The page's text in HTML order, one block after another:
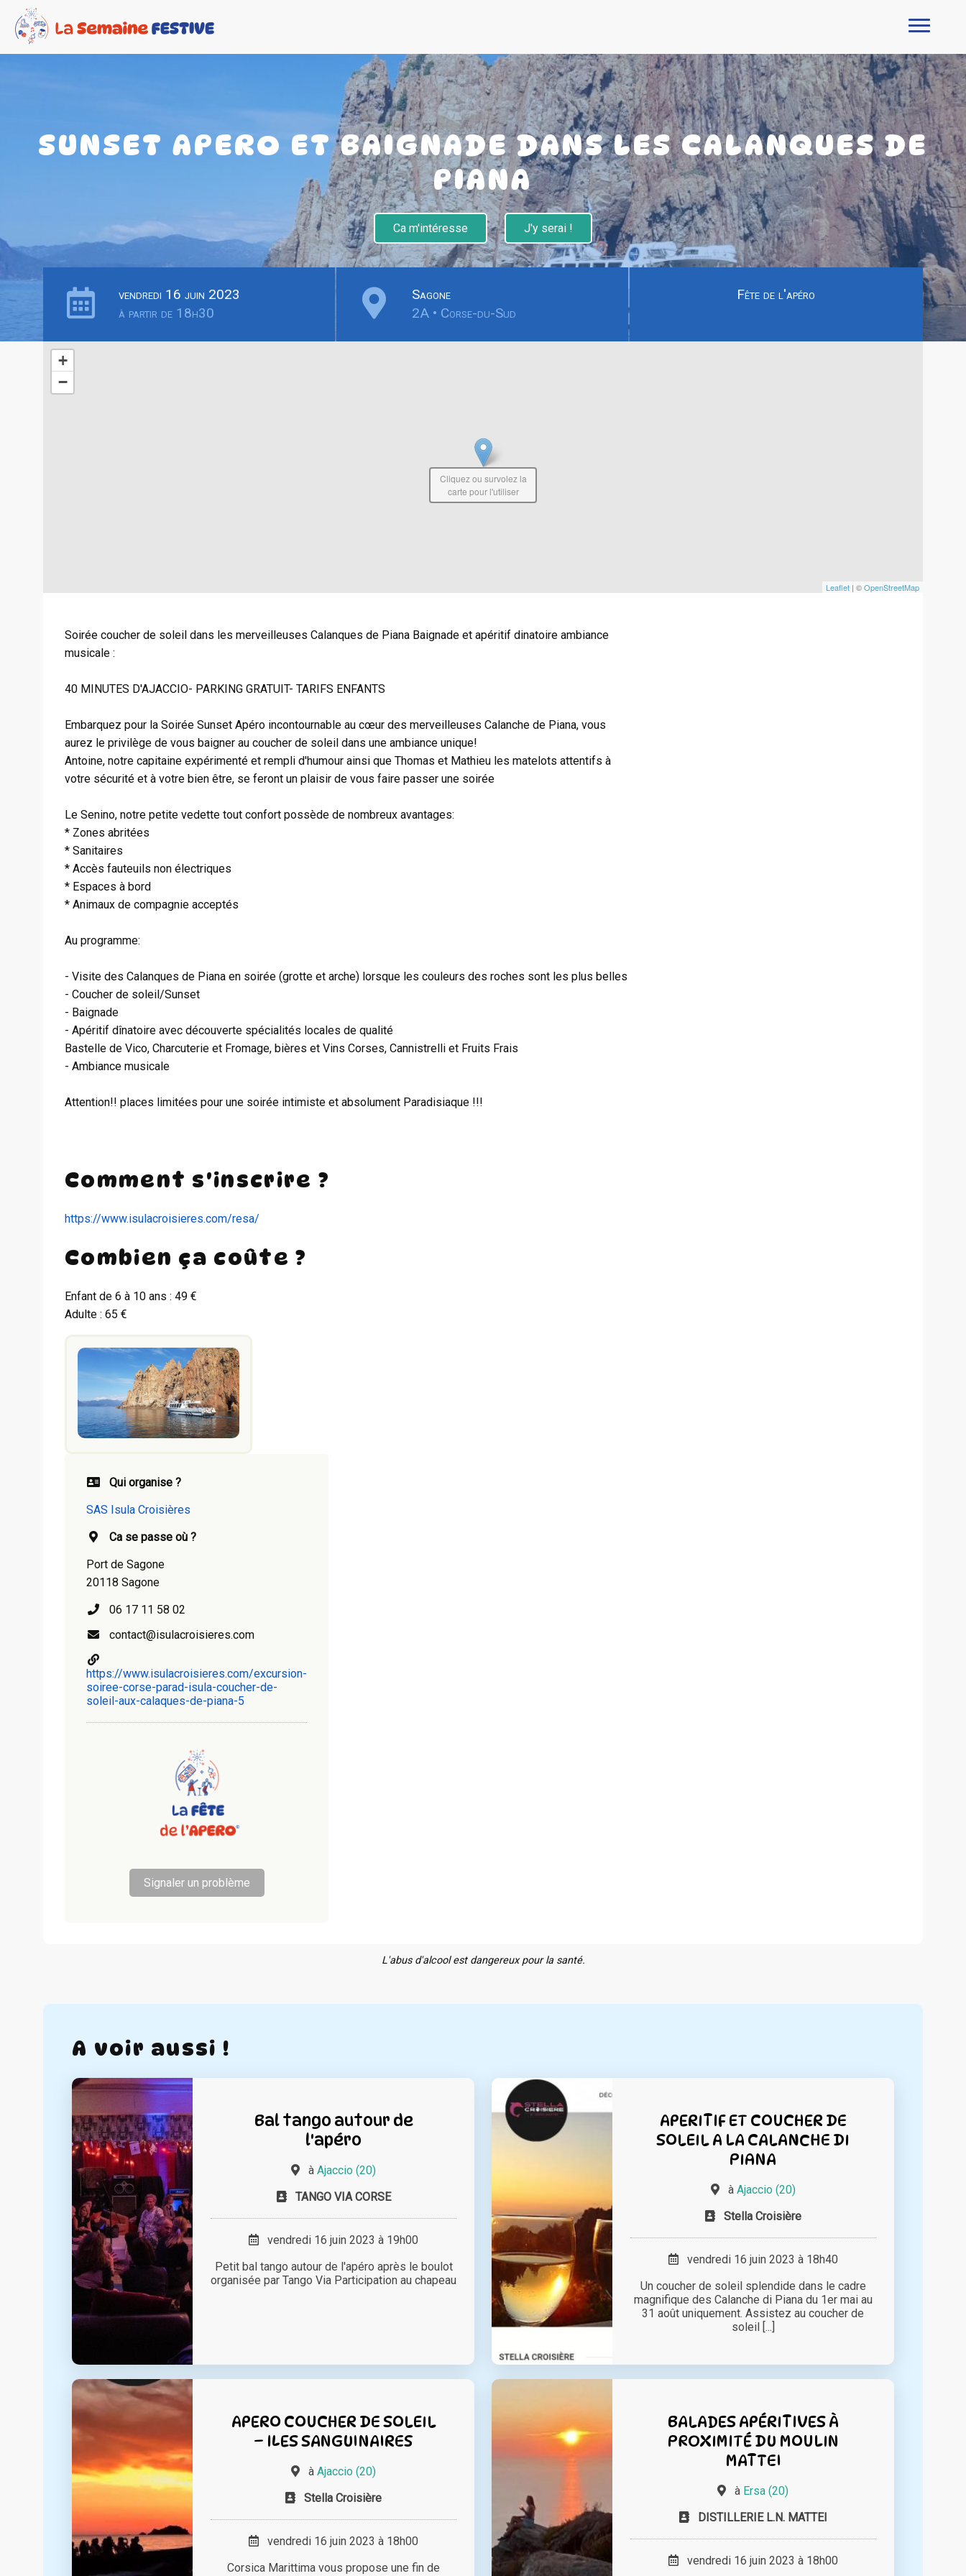
SUNSET APERO ET BAIGNADE DANS LES CALANQUES DE
PIANA
Ca m'intéresse J'y serai !
vendredi 16 juin 2023
à partir de 18h30
Sagone
2A • Corse-du-Sud
Fête de l'apéro
+
−
Leaflet | ©OpenStreetMap
Cliquez ou survolez la
carte pour l'utiliser
Soirée coucher de soleil dans les merveilleuses Calanques de Piana Baignade et apéritif dinatoire ambiance
musicale :
40 MINUTES D'AJACCIO- PARKING GRATUIT- TARIFS ENFANTS
Embarquez pour la Soirée Sunset Apéro incontournable au cœur des merveilleuses Calanche de Piana, vous
aurez le privilège de vous baigner au coucher de soleil dans une ambiance unique!
Antoine, notre capitaine expérimenté et rempli d'humour ainsi que Thomas et Mathieu les matelots attentifs à
votre sécurité et à votre bien être, se feront un plaisir de vous faire passer une soirée
Le Senino, notre petite vedette tout confort possède de nombreux avantages:
* Zones abritées
* Sanitaires
* Accès fauteuils non électriques
* Espaces à bord
* Animaux de compagnie acceptés
Au programme:
- Visite des Calanques de Piana en soirée (grotte et arche) lorsque les couleurs des roches sont les plus belles
- Coucher de soleil/Sunset
- Baignade
- Apéritif dînatoire avec découverte spécialités locales de qualité
Bastelle de Vico, Charcuterie et Fromage, bières et Vins Corses, Cannistrelli et Fruits Frais
- Ambiance musicale
Attention!! places limitées pour une soirée intimiste et absolument Paradisiaque !!!
Comment s'inscrire ?
https://www.isulacroisieres.com/resa/
Combien ça coûte ?
Enfant de 6 à 10 ans : 49 €
Adulte : 65 €
Qui organise ?
SAS Isula Croisières
Ca se passe où ?
Port de Sagone
20118 Sagone
06 17 11 58 02
contact@isulacroisieres.com
https://www.isulacroisieres.com/excursion-
soiree-corse-parad-isula-coucher-de-
soleil-aux-calaques-de-piana-5
Signaler un problème
L'abus d'alcool est dangereux pour la santé.
A voir aussi !
Bal tango autour de
l'apéro
àAjaccio (20)
TANGO VIA CORSE
vendredi 16 juin 2023 à 19h00
Petit bal tango autour de l'apéro après le boulot
organisée par Tango Via Participation au chapeau
APERITIF ET COUCHER DE
SOLEIL A LA CALANCHE DI
PIANA
à Ajaccio (20)
Stella Croisière
vendredi 16 juin 2023 à 18h40
Un coucher de soleil splendide dans le cadre
magnifique des Calanche di Piana du 1er mai au
31 août uniquement. Assistez au coucher de
soleil [...]
APERO COUCHER DE SOLEIL
– ILES SANGUINAIRES
àAjaccio (20)
Stella Croisière
vendredi 16 juin 2023 à 18h00
Corsica Marittima vous propose une fin de
BALADES APÉRITIVES À
PROXIMITÉ DU MOULIN
MATTEI
à Ersa (20)
DISTILLERIE L.N. MATTEI
vendredi 16 juin 2023 à 18h00